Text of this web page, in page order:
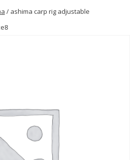
/ ashima carp rig adjustable